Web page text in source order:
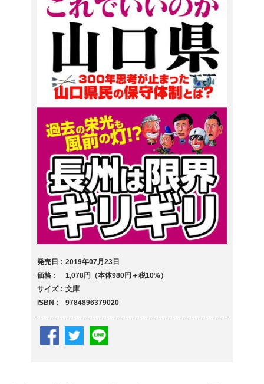
発売日
2019年07月23日
価格
1,078円（本体980円＋税10%）
サイズ
文庫
ISBN
9784896379020